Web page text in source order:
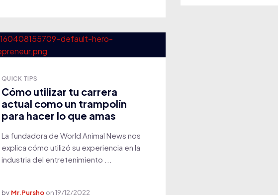
QUICK TIPS
Cómo utilizar tu carrera
actual como un trampolín
para hacer lo que amas
La fundadora de World Animal News nos
explica cómo utilizó su experiencia en la
industria del entretenimiento ...
by Mr.Pursho on19/12/2022